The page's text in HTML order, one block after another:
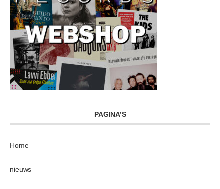
PAGINA’S
Home
nieuws